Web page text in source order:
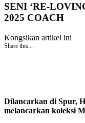
SENI ‘RE-
2025 COACH
Kongsikan artikel ini
Share this...
Dilancarkan di Spur,
melancarkan koleksi